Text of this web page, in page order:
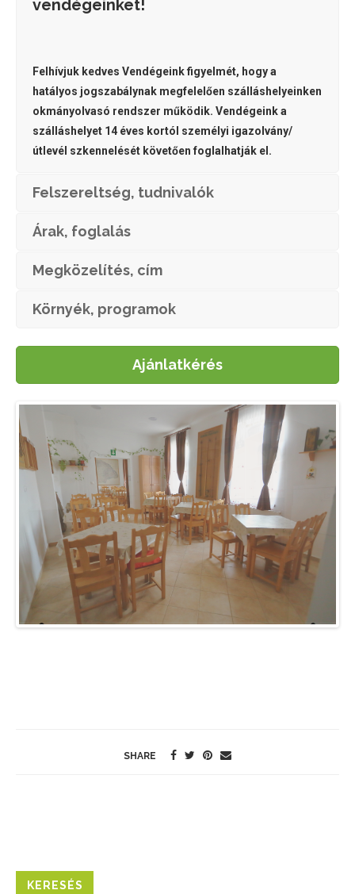
vendégeinket!
Felhívjuk kedves Vendégeink figyelmét, hogy a
hatályos jogszabálynak megfelelően szálláshelyeinken
okmányolvasó rendszer működik. Vendégeink a
szálláshelyet 14 éves kortól személyi igazolvány/
útlevél szkennelését követően foglalhatják el.
Felszereltség, tudnivalók
Árak, foglalás
Megközelítés, cím
Környék, programok
Ajánlatkérés
SHARE
KERESÉS